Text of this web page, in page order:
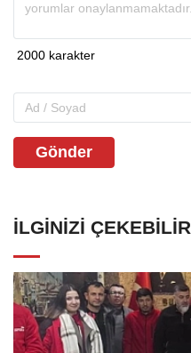
Gönder
İLGINIZI ÇEKEBILIR